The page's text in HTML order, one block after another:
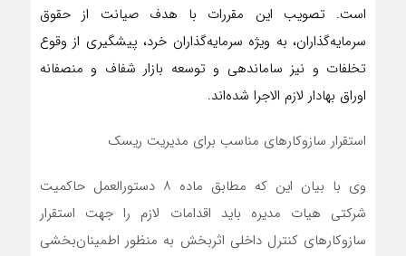
است. تصویب این مقررات با هدف صیانت از حقوق
سرمایه‌گذاران، به ویژه سرمایه‌گذاران خرد، پیشگیری از وقوع
تخلفات و نیز ساماندهی و توسعه بازار شفاف و منصفانه
اوراق بهادار لازم الاجرا شده‌اند.
استقرار سازوکارهای مناسب برای مدیریت ریسک‌
وی با بیان این که مطابق ماده ۸ دستورالعمل حاکمیت
شرکتی هیات ‌مدیره باید اقدامات لازم را جهت استقرار
سازوکارهای کنترل داخلی اثربخش به منظور اطمینان‌بخشی